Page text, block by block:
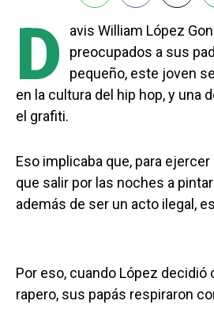
D
avis William López
preocupados a sus
pequeño, este joven
en la cultura del hip hop, y una
el grafiti.
Eso implicaba que, para
que salir por las noches a
además de ser un acto ilegal,
Por eso, cuando López decidió
rapero, sus papás respiraron